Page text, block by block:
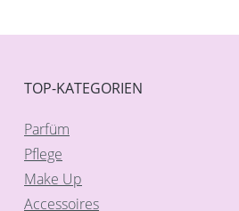
TOP-KATEGORIEN
Parfüm
Pflege
Make Up
Accessoires